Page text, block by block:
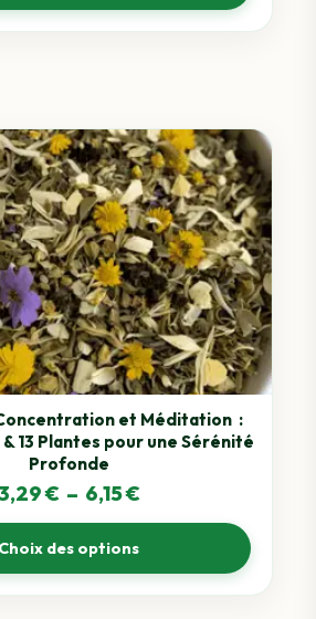
3,64 €
et Méditation :
13 Plantes pour une Sérénité
Profonde
€ – 6,15€Plage
de
prix :
3,29 €
Choix des options